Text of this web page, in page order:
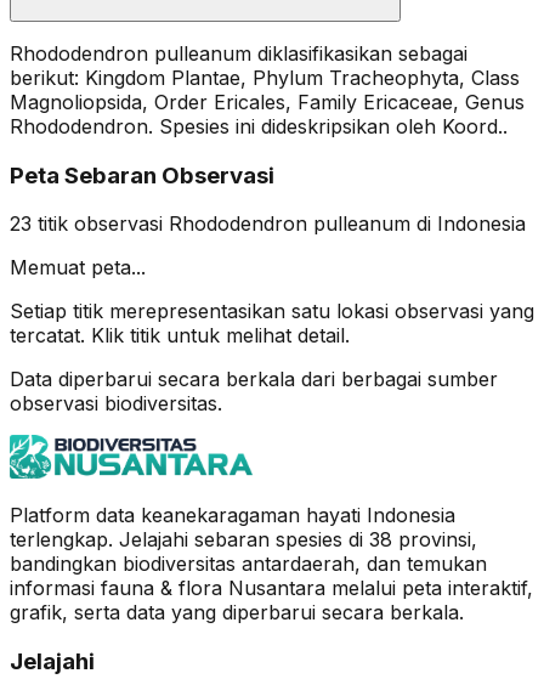
Rhododendron pulleanum diklasifikasikan sebagai
berikut: Kingdom Plantae, Phylum Tracheophyta, Class
Magnoliopsida, Order Ericales, Family Ericaceae, Genus
Rhododendron. Spesies ini dideskripsikan oleh Koord..
Peta Sebaran Observasi
23 titik observasi Rhododendron pulleanum di Indonesia
Memuat peta...
Setiap titik merepresentasikan satu lokasi observasi yang
tercatat. Klik titik untuk melihat detail.
Data diperbarui secara berkala dari berbagai sumber
observasi biodiversitas.
Platform data keanekaragaman hayati Indonesia
terlengkap. Jelajahi sebaran spesies di 38 provinsi,
bandingkan biodiversitas antardaerah, dan temukan
informasi fauna & flora Nusantara melalui peta interaktif,
grafik, serta data yang diperbarui secara berkala.
Jelajahi